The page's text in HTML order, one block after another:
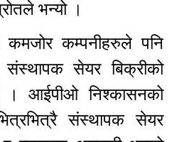
भन्यो ।
कम्पनीहरुले पनि
सेयर बिक्रीको
। आईपीओ निश्कासनको
संस्थापक सेयर